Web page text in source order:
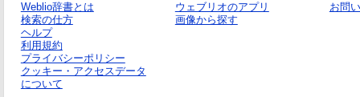
Weblio辞書とは
検索の仕方
ヘルプ
利用規約
プライバシーポリシー
クッキー・アクセスデータ
について
ウェブリオのアプリ
画像から探す
お問